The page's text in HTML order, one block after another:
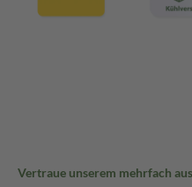
Vertraue unserem mehrfach